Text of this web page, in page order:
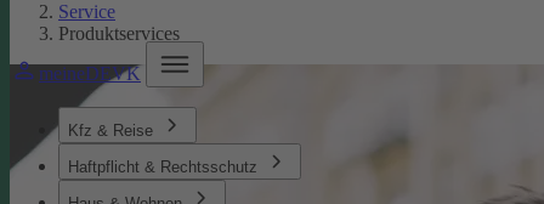
meineDEVK
Kfz & Reise
Haftpflicht & Rechtsschutz
Service
Produktservices